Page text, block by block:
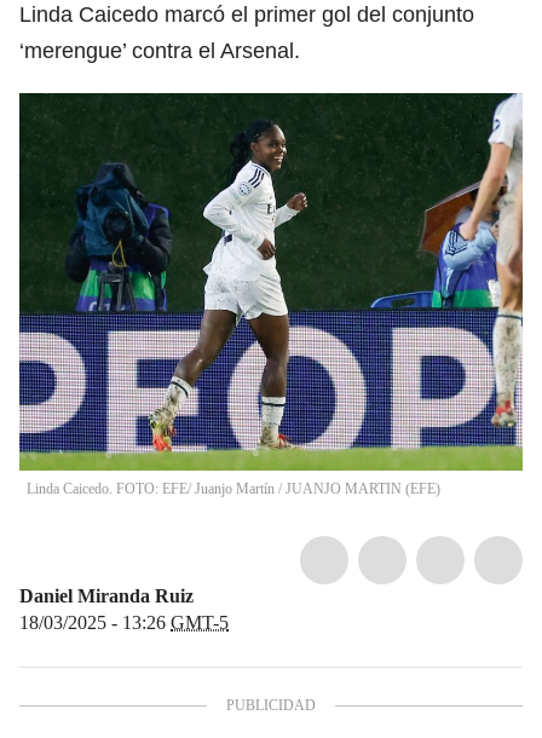
Linda Caicedo marcó el primer gol del conjunto
‘merengue’ contra el Arsenal.
Linda Caicedo. FOTO: EFE/ Juanjo Martín / JUANJO MARTIN (EFE)
Daniel Miranda Ruiz
18/03/2025 - 13:26 GMT-5